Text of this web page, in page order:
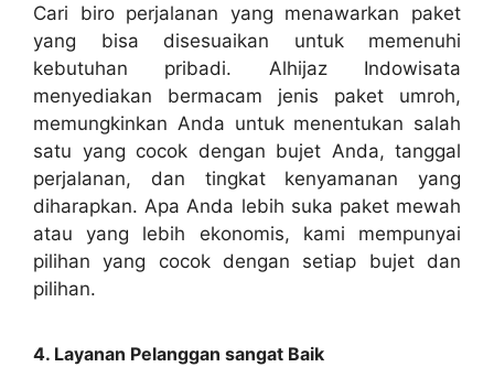
Cari biro perjalanan yang menawarkan paket
yang bisa disesuaikan untuk memenuhi
kebutuhan pribadi. Alhijaz Indowisata
menyediakan bermacam jenis paket umroh,
memungkinkan Anda untuk menentukan salah
satu yang cocok dengan bujet Anda, tanggal
perjalanan, dan tingkat kenyamanan yang
diharapkan. Apa Anda lebih suka paket mewah
atau yang lebih ekonomis, kami mempunyai
pilihan yang cocok dengan setiap bujet dan
pilihan.
4. Layanan Pelanggan sangat Baik